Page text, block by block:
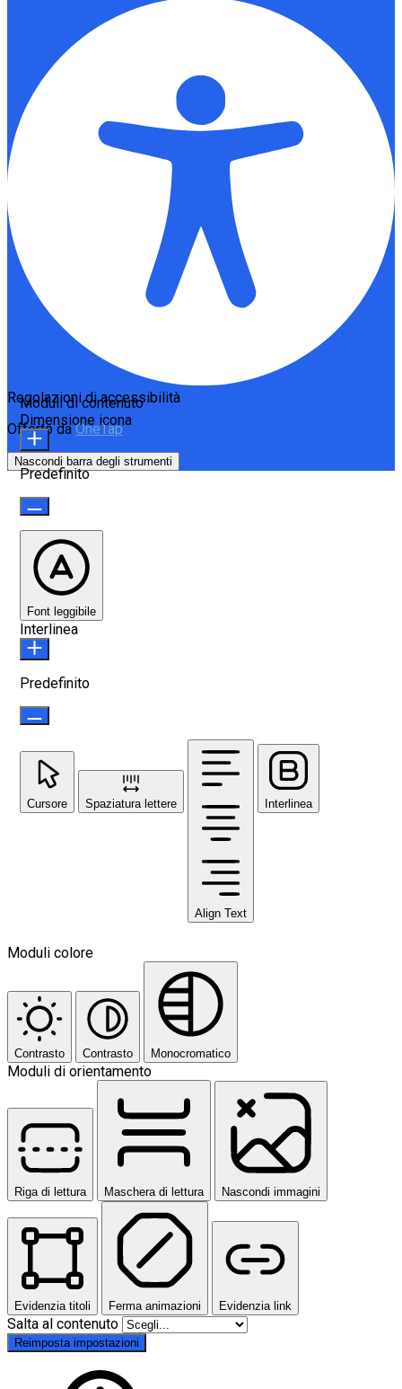
Regolazioni di accessibilità
Offerto daOneTap
Nascondi barra degli strumenti
Moduli di contenuto
Dimensione icona
Predefinito
Font leggibile
Interlinea
Predefinito
Cursore Spaziatura lettere
Align Text
Interlinea
Moduli colore
Contrasto Contrasto Monocromatico
Moduli di orientamento
Riga di lettura Maschera di lettura Nascondi immagini
Evidenzia titoli Ferma animazioni Evidenzia link
Salta al contenuto
Reimposta impostazioni